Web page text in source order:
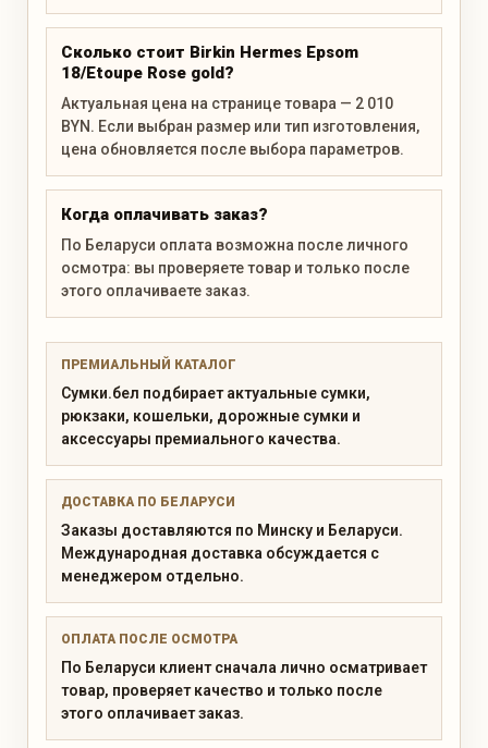
Сколько стоит Birkin Hermes Epsom
18/Etoupe Rose gold?
Актуальная цена на странице товара — 2 010
BYN. Если выбран размер или тип изготовления,
цена обновляется после выбора параметров.
Когда оплачивать заказ?
По Беларуси оплата возможна после личного
осмотра: вы проверяете товар и только после
этого оплачиваете заказ.
ПРЕМИАЛЬНЫЙ КАТАЛОГ
Сумки.бел подбирает актуальные сумки,
рюкзаки, кошельки, дорожные сумки и
аксессуары премиального качества.
ДОСТАВКА ПО БЕЛАРУСИ
Заказы доставляются по Минску и Беларуси.
Международная доставка обсуждается с
менеджером отдельно.
ОПЛАТА ПОСЛЕ ОСМОТРА
По Беларуси клиент сначала лично осматривает
товар, проверяет качество и только после
этого оплачивает заказ.